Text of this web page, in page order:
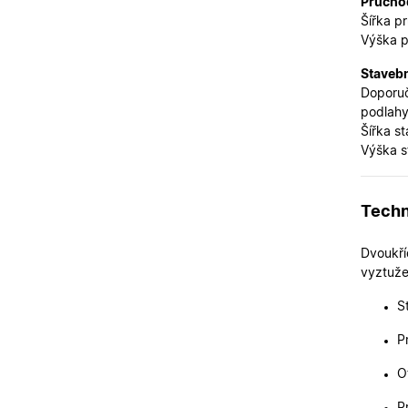
Šířka
Výška
Šířka
Výška
X-Inspishop-User-
X-Inspishop-User-
X-Inspishop-Guest-